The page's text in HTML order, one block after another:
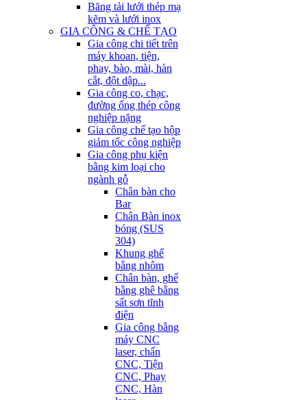
Băng tải lưới thép mạ
kẽm và lưới inox
GIA CÔNG & CHẾ TẠO
Gia công chi tiết trên
máy khoan, tiện,
phay, bào, mài, hàn
cắt, đột dập...
Gia công co, chạc,
đường ống thép công
nghiệp nặng
Gia công chế tạo hộp
giảm tốc công nghiệp
Gia công phụ kiện
bằng kim loại cho
ngành gỗ
Chân bàn cho
Bar
Chân Bàn inox
bóng (SUS
304)
Khung ghế
bằng nhôm
Chân bàn, ghế
bằng ghê bằng
sất sơn tĩnh
điện
Gia công bằng
máy CNC
laser, chấn
CNC, Tiện
CNC, Phay
CNC, Hàn